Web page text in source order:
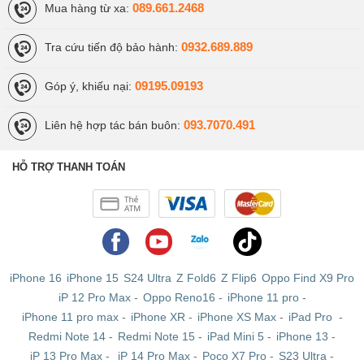
iPhone 6S Plus Chưa Active
Được nhập về từ các thị trường như Mĩ, Nhật, iPhone 6S
Plus Chưa Active là những chiếc máy mới hoàn toàn
100%, cũng như khi Active bạn sẽ nhận được chế độ bảo
hành Apple 1 đổi 1 toàn cầu. Khi mua bạn sẽ nhận được
máy trần nguyên seal cùng bộ phụ kiện zin đảm bảo chất
Mua hàng từ xa: 089.661.2468
Tra cứu tiến độ bảo hành: 0932.689.889
Góp ý, khiếu nại: 09195.09193
Liên hệ hợp tác bán buôn: 093.7070.491
HỖ TRỢ THANH TOÁN
iPhone 16 iPhone 15 S24 Ultra Z Fold6 Z Flip6 Oppo Find X9 Pro
iP 12 Pro Max- Oppo Reno16 - iPhone 11 pro-
iPhone 11 pro max- iPhone XR - iPhone XS Max- iPad Pro -
Redmi Note 14 - Redmi Note 15 - iPad Mini 5 - iPhone 13 -
iP 13 Pro Max - iP 14 Pro Max - Poco X7 Pro - S23 Ultra -